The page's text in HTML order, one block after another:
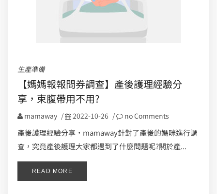
生產準備
【媽媽報報問券調查】產後護理經驗分
享，束腹帶用不用?
mamaway / 2022-10-26 / no Comments
產後護理經驗分享，mamaway針對了產後的媽咪進行調
查，究竟產後護理大家都遇到了什麼問題呢?關於產...
READ MORE